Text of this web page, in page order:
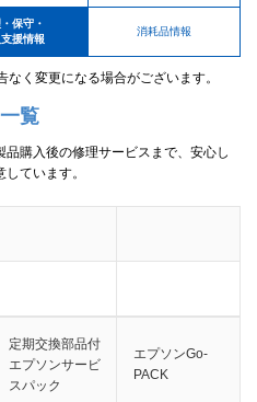
保守・
援情報
消耗品情報
なく変更になる場合がございます。
覧
購入後の修理サービスまで、安心し
ています。
定期交換部品付
エプソンサービ
スパック
エプソンGo-
PACK